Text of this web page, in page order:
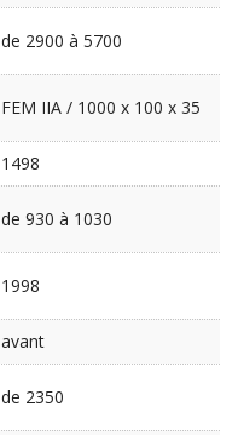
de 2900 à 5700
FEM IIA / 1000 x 100 x 35
1498
de 930 à 1030
1998
avant
de 2350